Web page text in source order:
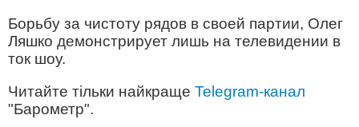
Борьбу за чистоту рядов в своей партии, Олег
Ляшко демонстрирует лишь на телевидении в
ток шоу.
Читайте тільки найкраще Telegram-канал
"Барометр".